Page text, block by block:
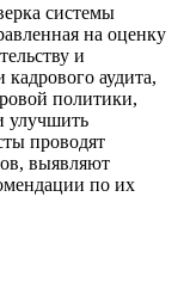
системы
на оценку
и
аудита,
политики,
улучшить
проводят
выявляют
по их